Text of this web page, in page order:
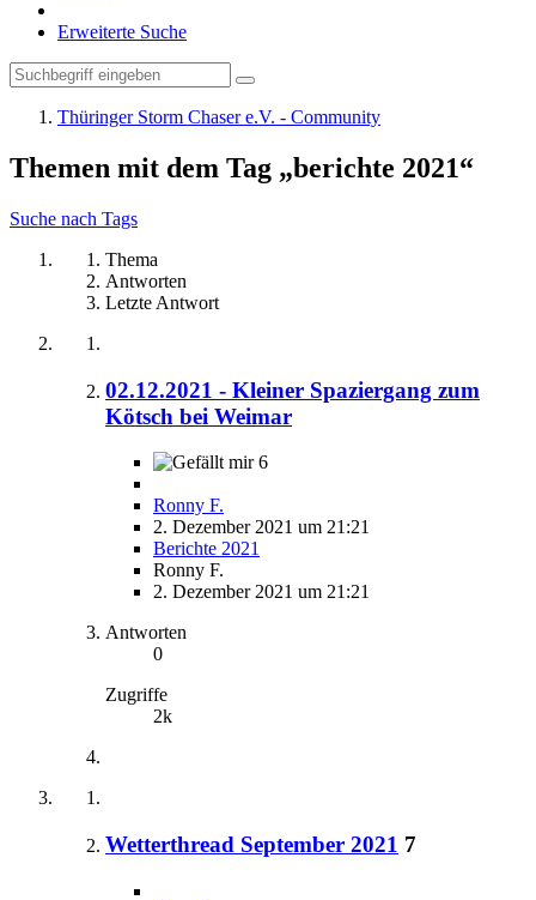
Erweiterte Suche
Thüringer Storm Chaser e.V. - Community
Themen mit dem Tag „berichte 2021“
Suche nach Tags
Thema
Antworten
Letzte Antwort
02.12.2021 - Kleiner Spaziergang zum
Kötsch bei Weimar
6
Ronny F.
2. Dezember 2021 um 21:21
Berichte 2021
Ronny F.
2. Dezember 2021 um 21:21
Antworten
0
Zugriffe
2k
Wetterthread September 2021 7